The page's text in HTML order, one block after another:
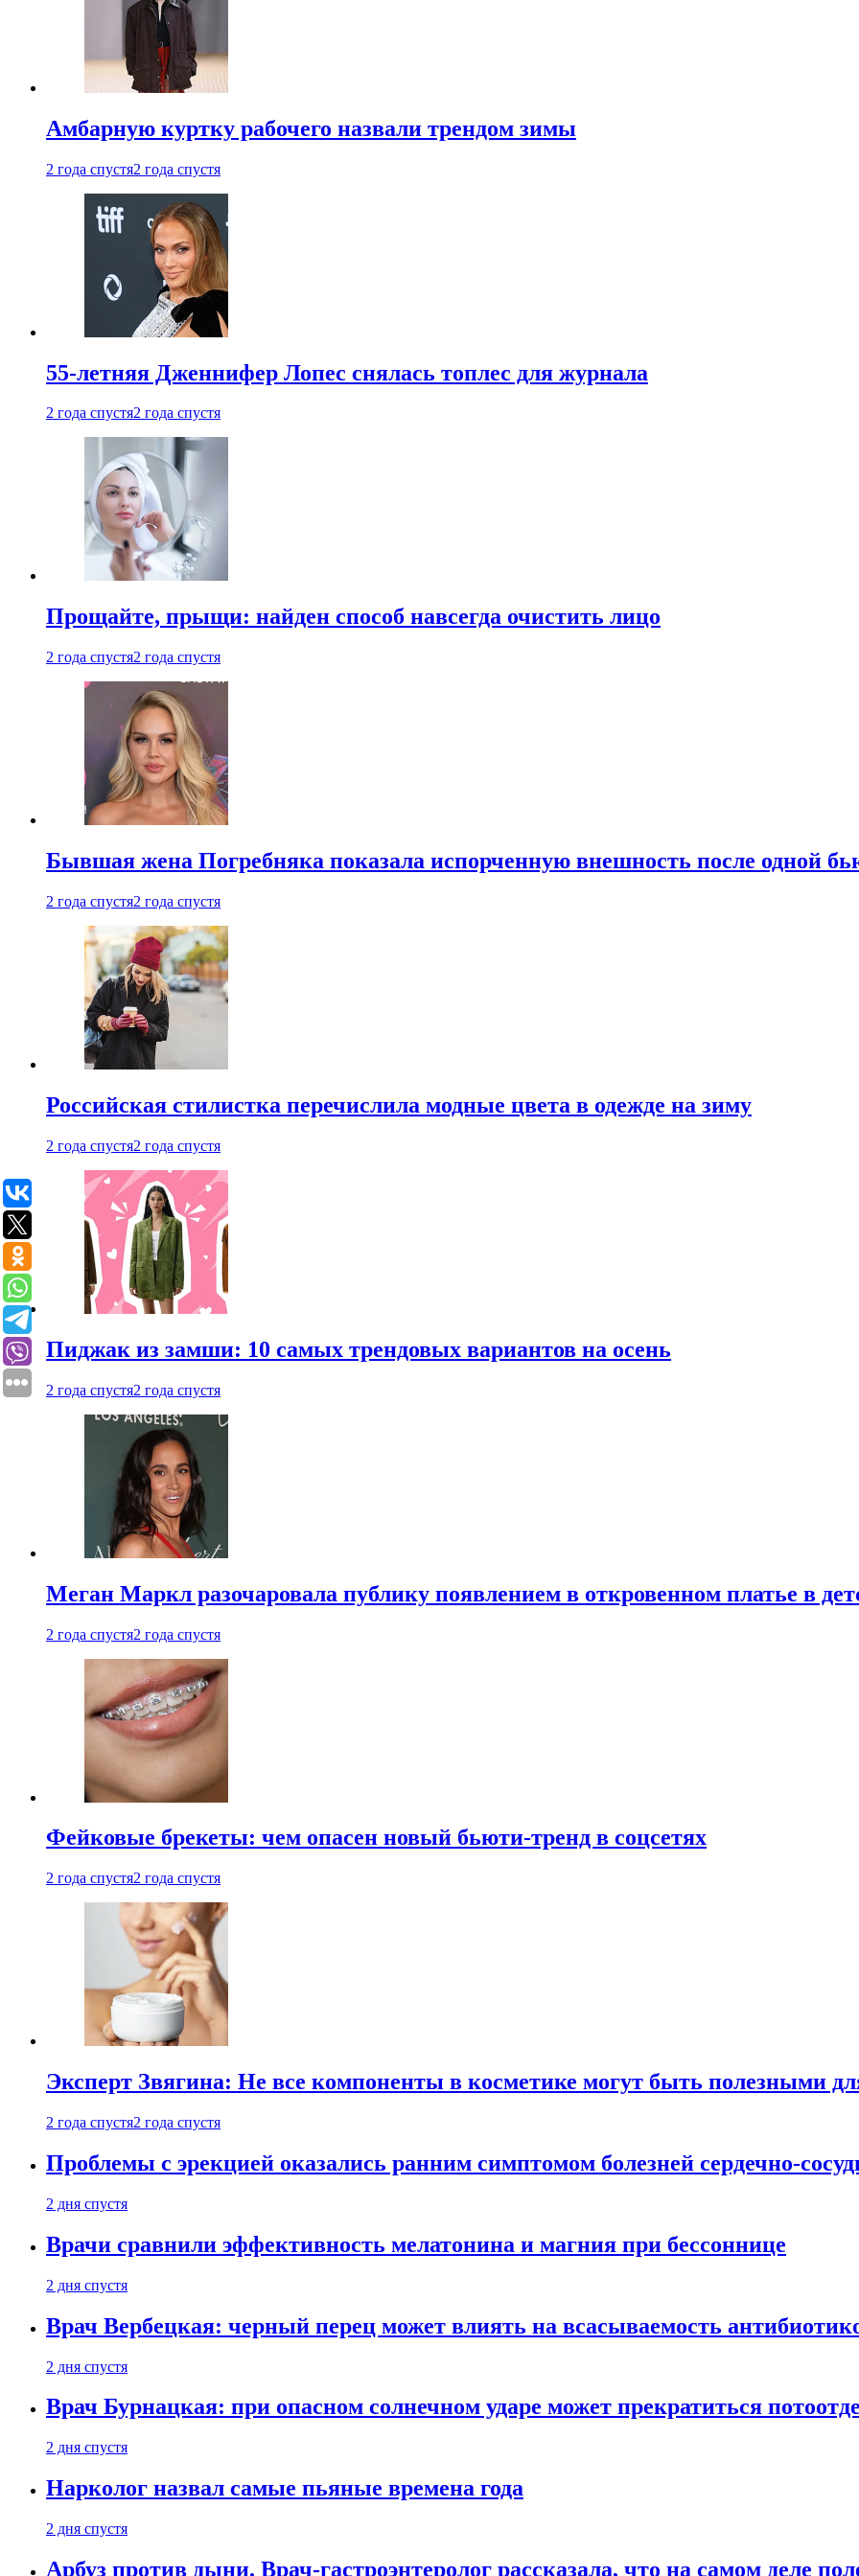
Амбарную куртку рабочего назвали трендом зимы
2 года спустя2 года спустя
55-летняя Дженнифер Лопес снялась топлес для журнала
2 года спустя2 года спустя
Прощайте, прыщи: найден способ навсегда очистить лицо
2 года спустя2 года спустя
Бывшая жена Погребняка показала испорченную внешность после одной
2 года спустя2 года спустя
Российская стилистка перечислила модные цвета в одежде на зиму
2 года спустя2 года спустя
Пиджак из замши: 10 самых трендовых вариантов на осень
2 года спустя2 года спустя
Меган Маркл разочаровала публику появлением в откровенном платье в
2 года спустя2 года спустя
Фейковые брекеты: чем опасен новый бьюти-тренд в соцсетях
2 года спустя2 года спустя
Эксперт Звягина: Не все компоненты в косметике могут быть полезными
2 года спустя2 года спустя
Проблемы с эрекцией оказались ранним симптомом болезней сердечно-
2 дня спустя
Врачи сравнили эффективность мелатонина и магния при бессоннице
2 дня спустя
Врач Вербецкая: черный перец может влиять на всасываемость
2 дня спустя
Врач Бурнацкая: при опасном солнечном ударе может прекратиться
2 дня спустя
Нарколог назвал самые пьяные времена года
2 дня спустя
Арбуз против дыни. Врач-гастроэнтеролог рассказала, что на самом деле